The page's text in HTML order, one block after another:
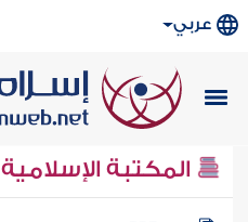
عربي
المكتبة الإسلامية